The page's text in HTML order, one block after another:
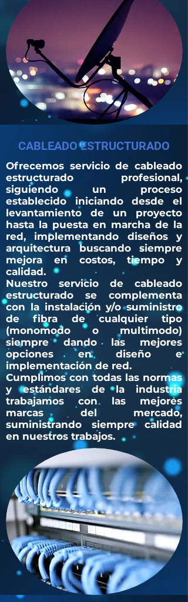
CABLEADO ESTRUCTURADO
Ofrecemos servicio de cableado
estructurado profesional,
siguiendo un proceso
establecido iniciando desde el
levantamiento de un proyecto
hasta la puesta en marcha de la
red, implementando diseños y
arquitectura buscando siempre
mejora en costos, tiempo y
calidad.
Nuestro servicio de cableado
estructurado se complementa
con la instalación y/o suministro
de fibra de cualquier tipo
(monomodo o multimodo)
siempre dando las mejores
opciones en diseño e
implementación de red.
Cumplimos con todas las normas
y estándares de la industria
trabajamos con las mejores
marcas del mercado,
suministrando siempre calidad
en nuestros trabajos.